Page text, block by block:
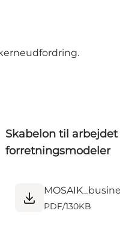
.
Skabelon til
forretningsmodeler
PDF/130KB